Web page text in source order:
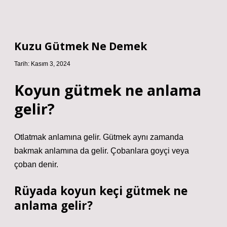
Kuzu Gütmek Ne Demek
Tarih: Kasım 3, 2024
Koyun gütmek ne anlama
gelir?
Otlatmak anlamına gelir. Gütmek aynı zamanda
bakmak anlamına da gelir. Çobanlara goyçi veya
çoban denir.
Rüyada koyun keçi gütmek ne
anlama gelir?